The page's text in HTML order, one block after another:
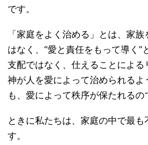
です。
「家庭をよく治める」とは、家
はなく、“愛と責任をもって導く”
支配ではなく、仕えることによる
神が人を愛によって治められるよ
も、愛によって秩序が保たれるの
ときに私たちは、家庭の中で最も
す。